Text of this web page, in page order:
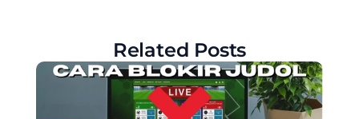
Related Posts